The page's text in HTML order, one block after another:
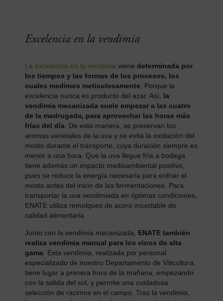
Excelencia en la vendimia
La excelencia en la vendimia viene determinada por
los tiempos y las formas de los procesos, los
cuales medimos meticulosamente . Porque la
excelencia nunca es producto del azar. Así, la
vendimia mecanizada suele empezar a las cuatro
de la madrugada, para aprovechar las horas más
frías del día . De esta manera, se preservan los
aromas varietales de la uva y se evita la oxidación del
mosto durante el transporte, cuya duración siempre es
menor a una hora. Que la uva llegue fría a bodega
tiene además un impacto medioambiental positivo,
pues se reduce la energía necesaria para enfriar el
mosto antes del inicio de las fermentaciones. Para
transportar la uva vendimiada en óptimas condiciones,
ENATE utiliza remolques de acero inoxidable de
calidad alimentaria.
Junto con la vendimia mecanizada, ENATE también
realiza vendimia manual para los vinos de alta
gama . Esta vendimia, realizada por personal
especializado de nuestro Departamento de Viticultura,
tiene lugar a primera hora de la mañana, empezando
con la salida del sol, y permite una cuidadosa
selección de racimos en el campo. Tras la vendimia,